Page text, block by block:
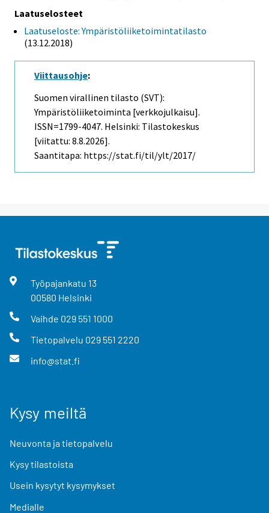
Laatuselosteet
Laatuseloste: Ympäristöliiketoimintatilasto
(13.12.2018)
Viittausohje:
Suomen virallinen tilasto (SVT):
Ympäristöliiketoiminta [verkkojulkaisu].
ISSN=1799-4047. Helsinki: Tilastokeskus
[viitattu: 8.8.2026].
Saantitapa: https://stat.fi/til/ylt/2017/
Työpajankatu 13
00580 Helsinki
Vaihde 029 551 1000
Tietopalvelu 029 551 2220
info@stat.fi
Kysy meiltä
Neuvonta ja tietopalvelu
Kysy tilastoista
Usein kysytyt kysymykset
Medialle